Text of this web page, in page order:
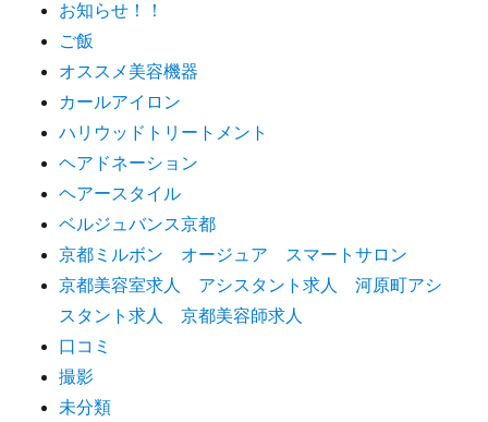
お知らせ！！
ご飯
オススメ美容機器
カールアイロン
ハリウッドトリートメント
ヘアドネーション
ヘアースタイル
ベルジュバンス京都
京都ミルボン オージュア スマートサロン
京都美容室求人 アシスタント求人 河原町アシ
スタント求人 京都美容師求人
口コミ
撮影
未分類